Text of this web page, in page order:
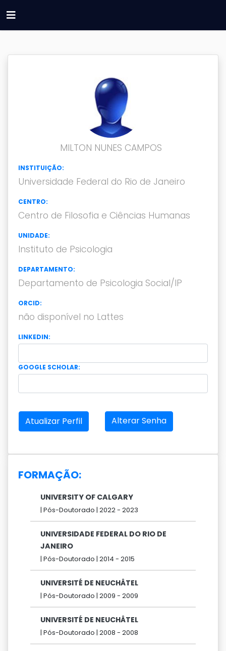
MILTON NUNES CAMPOS
INSTITUIÇÃO:
Universidade Federal do Rio de Janeiro
CENTRO:
Centro de Filosofia e Ciências Humanas
UNIDADE:
Instituto de Psicologia
DEPARTAMENTO:
Departamento de Psicologia Social/IP
ORCID:
não disponível no Lattes
LINKEDIN:
GOOGLE SCHOLAR:
Atualizar Perfil Alterar Senha
FORMAÇÃO:
UNIVERSITY OF CALGARY
| Pós-Doutorado | 2022 - 2023
UNIVERSIDADE FEDERAL DO RIO DE
JANEIRO
| Pós-Doutorado | 2014 - 2015
UNIVERSITÉ DE NEUCHÂTEL
| Pós-Doutorado | 2009 - 2009
UNIVERSITÉ DE NEUCHÂTEL
| Pós-Doutorado | 2008 - 2008